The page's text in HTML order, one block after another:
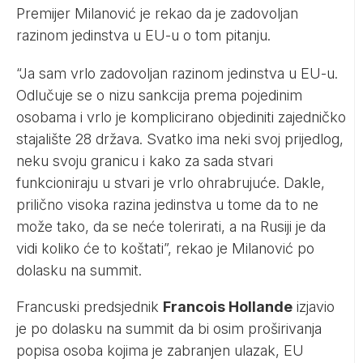
Premijer Milanović je rekao da je zadovoljan
razinom jedinstva u EU-u o tom pitanju.
“Ja sam vrlo zadovoljan razinom jedinstva u EU-u.
Odlučuje se o nizu sankcija prema pojedinim
osobama i vrlo je komplicirano objediniti zajedničko
stajalište 28 država. Svatko ima neki svoj prijedlog,
neku svoju granicu i kako za sada stvari
funkcioniraju u stvari je vrlo ohrabrujuće. Dakle,
prilično visoka razina jedinstva u tome da to ne
može tako, da se neće tolerirati, a na Rusiji je da
vidi koliko će to koštati”, rekao je Milanović po
dolasku na summit.
Francuski predsjednik Francois Hollande izjavio
je po dolasku na summit da bi osim proširivanja
popisa osoba kojima je zabranjen ulazak, EU